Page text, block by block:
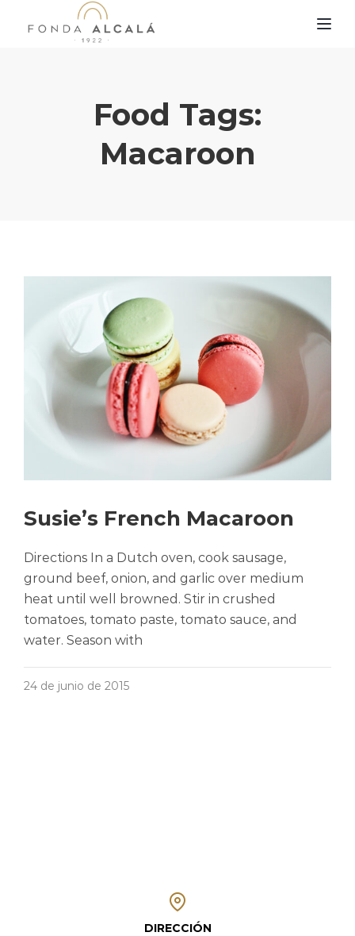
Food Tags:
Macaroon
Susie’s French Macaroon
Directions In a Dutch oven, cook sausage,
ground beef, onion, and garlic over medium
heat until well browned. Stir in crushed
tomatoes, tomato paste, tomato sauce, and
water. Season with
24 de junio de 2015
DIRECCIÓN